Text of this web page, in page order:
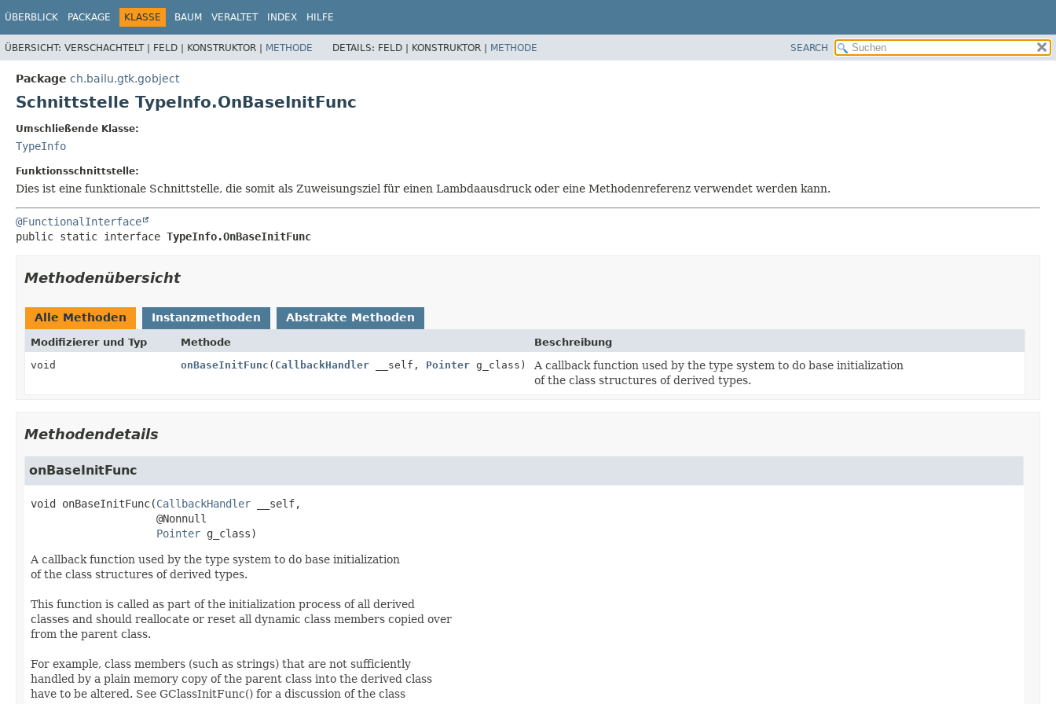
ÜBERBLICK PACKAGE KLASSE BAUM VERALTET INDEX HILFE
ÜBERSICHT: VERSCHACHTELT | FELD | KONSTRUKTOR | METHODE DETAILS: FELD | KONSTRUKTOR | METHODE SEARCH
Package ch.bailu.gtk.gobject
Schnittstelle TypeInfo.OnBaseInitFunc
Umschließende Klasse:
TypeInfo
Funktionsschnittstelle:
Dies ist eine funktionale Schnittstelle, die somit als Zuweisungsziel für einen Lambdaausdruck oder eine Methodenreferenz verwendet werden kann.
@FunctionalInterface
public static interface TypeInfo.OnBaseInitFunc
Methodenübersicht
Alle Methoden Instanzmethoden Abstrakte Methoden
Modifizierer und Typ Methode
Beschreibung
void
onBaseInitFunc ( CallbackHandler__self, Pointerg_class)
A callback function used by the type system to do base initialization
of the class structures of derived types.
Methodendetails
onBaseInitFunc
void onBaseInitFunc(CallbackHandler __self,
@Nonnull
Pointer g_class)
A callback function used by the type system to do base initialization
of the class structures of derived types.
This function is called as part of the initialization process of all derived
classes and should reallocate or reset all dynamic class members copied over
from the parent class.
For example, class members (such as strings) that are not sufficiently
handled by a plain memory copy of the parent class into the derived class
have to be altered. See GClassInitFunc() for a discussion of the class